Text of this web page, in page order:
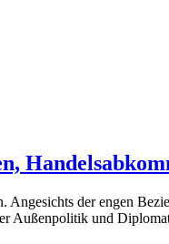
der engen
Außenpolitik und